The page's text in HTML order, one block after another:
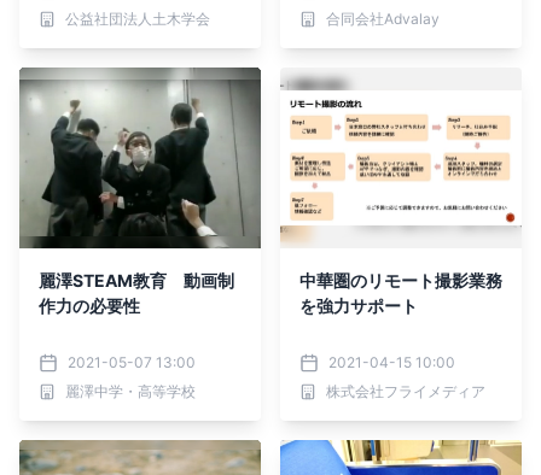
公益社団法人土木学会
合同会社Advalay
麗澤STEAM教育 動画制
作力の必要性
2021-05-07 13:00
麗澤中学・高等学校
中華圏のリモート撮影業務
を強力サポート
2021-04-15 10:00
株式会社フライメディア